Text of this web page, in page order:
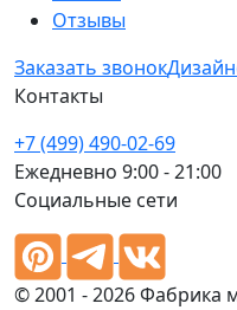
Отзывы
Заказать звонок
Контакты
+7 (499) 490-02-69
Ежедневно 9:00 - 21:00
Социальные сети
© 2001 - 2026 Фабрика